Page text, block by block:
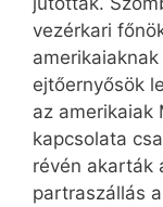
vezérkari
ejtőernyősök
az amerikaiak
kapcsolata
révén akarták
partraszállás